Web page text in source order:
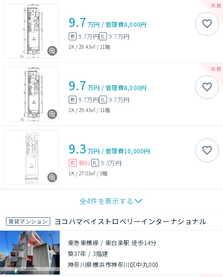
9.7 万円 /管理費8,000円
敷 9.7万円礼 9.7万円
1K / 29.43㎡ / 11階
9.7 万円 /管理費8,000円
敷 9.7万円礼 9.7万円
1K / 29.43㎡ / 11階
9.3 万円 /管理費10,000円
敷 無料 礼 9.3万円
1K / 27.03㎡ / 9階
全4件を表示する
賃貸マンション ヨコハマベイストロベリーインターナショナル
東急東横線 / 東白楽駅 徒歩14分
築37年 / 3階建
神奈川県横浜市神奈川区中丸000